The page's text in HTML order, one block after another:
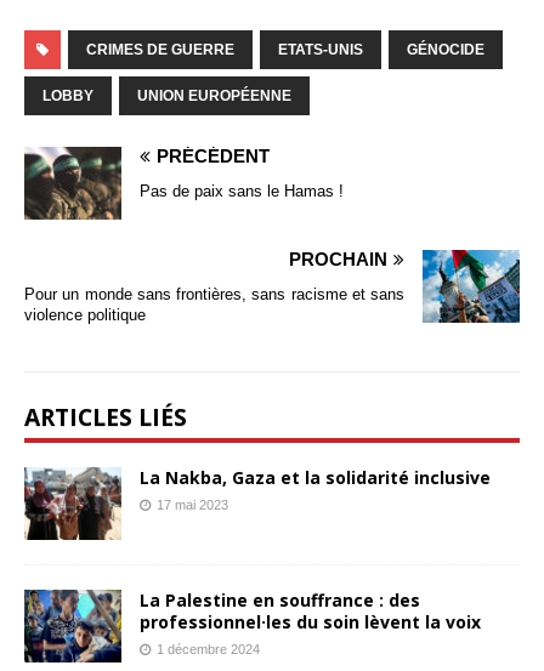
CRIMES DE GUERRE ETATS-UNIS GÉNOCIDE
LOBBY UNION EUROPÉENNE
PRÉCÉDENT
Pas de paix sans le Hamas !
PROCHAIN
Pour un monde sans frontières, sans racisme et sans
violence politique
ARTICLES LIÉS
La Nakba, Gaza et la solidarité inclusive
17 mai 2023
La Palestine en souffrance : des
professionnel·les du soin lèvent la voix
1 décembre 2024